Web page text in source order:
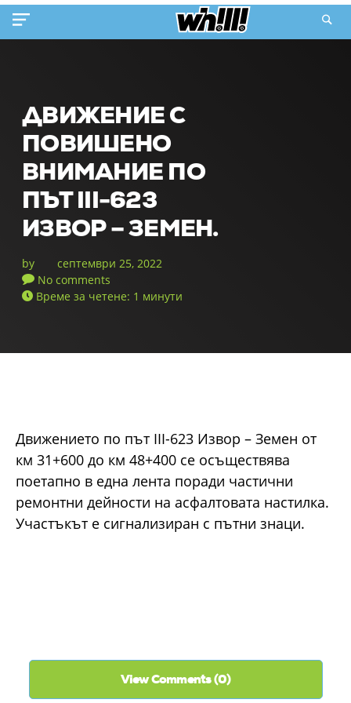
ДВИЖЕНИЕ С
ПОВИШЕНО
ВНИМАНИЕ ПО
ПЪТ ІІІ-623
ИЗВОР – ЗЕМЕН.
by
септември 25, 2022
No comments
Време за четене: 1 минути
Движението по път III-623 Извор – Земен от
км 31+600 до км 48+400 се осъществява
поетапно в една лента поради частични
ремонтни дейности на асфалтовата настилка.
Участъкът е сигнализиран с пътни знаци.
View Comments (0)